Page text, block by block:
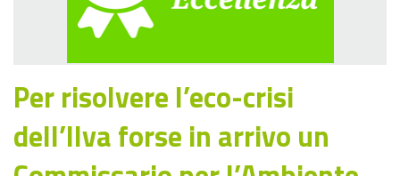
Per risolvere l’eco-crisi
dell’Ilva forse in arrivo un